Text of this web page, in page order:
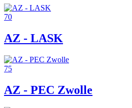
70
AZ - LASK
75
AZ - PEC Zwolle